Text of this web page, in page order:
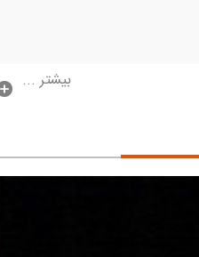
بیشتر ...